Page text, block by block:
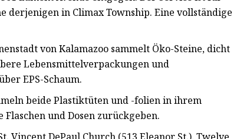
derjenigen in Climax Township. Eine vollständige
von Kalamazoo sammelt Öko-Steine, dicht
Lebensmittelverpackungen und
EPS-Schaum.
beide Plastiktüten und -folien in ihrem
und Dosen zurückgeben.